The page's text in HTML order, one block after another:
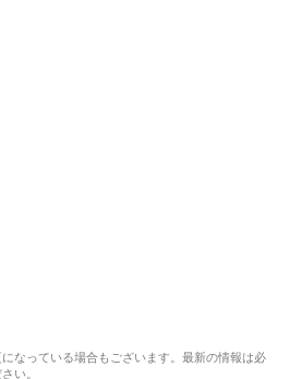
なっている場合もございます。最新の情報は必
い。